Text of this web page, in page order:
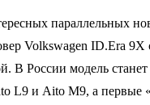
параллельных
Volkswagen ID.Era 9X
В России модель
L9 и Aito M9, а первые